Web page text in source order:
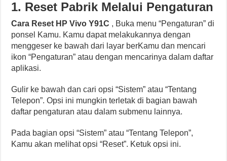
1. Reset Pabrik Melalui Pengaturan
Cara Reset HP Vivo Y91C , Buka menu “Pengaturan” di
ponsel Kamu. Kamu dapat melakukannya dengan
menggeser ke bawah dari layar berKamu dan mencari
ikon “Pengaturan” atau dengan mencarinya dalam daftar
aplikasi.
Gulir ke bawah dan cari opsi “Sistem” atau “Tentang
Telepon”. Opsi ini mungkin terletak di bagian bawah
daftar pengaturan atau dalam submenu lainnya.
Pada bagian opsi “Sistem” atau “Tentang Telepon”,
Kamu akan melihat opsi “Reset”. Ketuk opsi ini.